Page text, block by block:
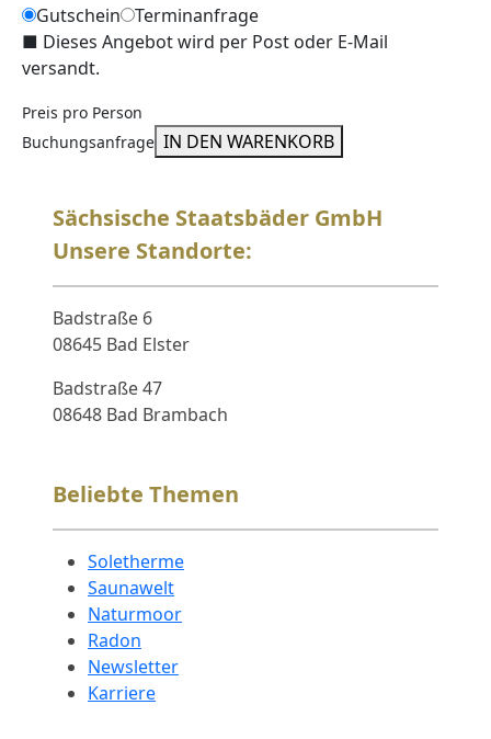
Gutschein
Terminanfrage
■ Dieses Angebot wird per Post oder E-Mail
versandt.
Preis pro Person
Buchungsanfrage IN DEN WARENKORB
Sächsische Staatsbäder GmbH
Unsere Standorte:
Badstraße 6
08645 Bad Elster
Badstraße 47
08648 Bad Brambach
Beliebte Themen
Soletherme
Saunawelt
Naturmoor
Radon
Newsletter
Karriere